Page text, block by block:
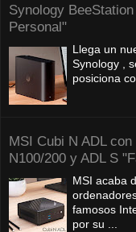
Synology
Personal"
Llega un
Synology ,
posiciona
MSI Cubi N ADL con
N100/200 y ADL S
MSI acaba
famosos
por su ...